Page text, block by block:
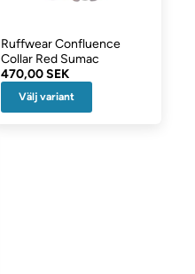
Ruffwear Confluence
Collar Red Sumac
470,00 SEK
Välj variant